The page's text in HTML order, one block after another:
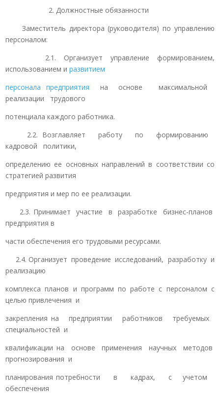
2. Должностные обязанности
Заместитель директора (руководителя) по управлению
персоналом:
2.1. Организует управление формированием,
использованием иразвитием
персонала предприятия на основе максимальной
реализации трудового
потенциала каждого работника.
2.2. Возглавляет работу по формированию
кадровой политики,
определению ее основных направлений в соответствии со
стратегией развития
предприятия и мер по ее реализации.
2.3. Принимает участие в разработке бизнес-планов
предприятия в
части обеспечения его трудовыми ресурсами.
2.4. Организует проведение исследований, разработку и
реализацию
комплекса планов и программ по работе с персоналом с
целью привлечения и
закрепления на предприятии работников требуемых
специальностей и
квалификации на основе применения научных методов
прогнозирования и
планирования потребности в кадрах, с учетом
обеспечения